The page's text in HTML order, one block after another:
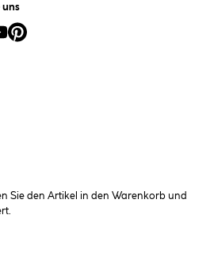
uns
Sie den Artikel in den Warenkorb und